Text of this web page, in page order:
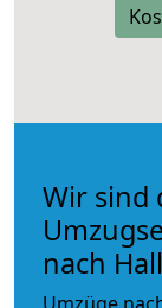
Wir sind
nach